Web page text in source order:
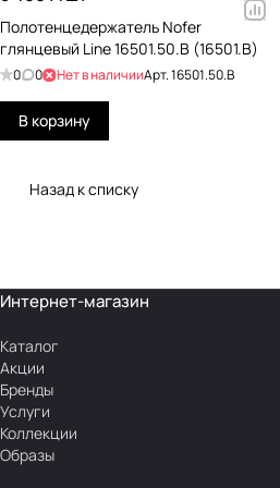
Полотенцедержатель Nofer
глянцевый Line 16501.50.B (16501.B)
0 0 Нет в наличииАрт.16501.50.B
В корзину
Назад к списку
Интернет-магазин
Каталог
Акции
Бренды
Услуги
Коллекции
Образы